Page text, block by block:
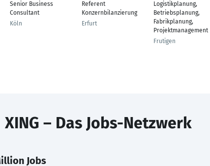
Senior Business
Consultant
Köln
Referent
Konzernbilanzierung
Erfurt
Logistikplanung,
Betriebsplanung,
Fabrikplanung,
Projektmanagement
Frutigen
XING – Das Jobs-Netzwerk
Jobs